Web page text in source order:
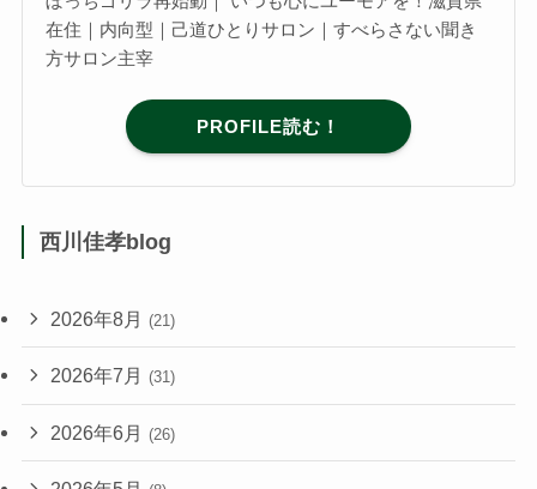
在住｜内向型｜己道ひとりサロン｜すべらさない聞き
方サロン主宰
PROFILE読む！
西川佳孝blog
2026年8月 (21)
2026年7月 (31)
2026年6月 (26)